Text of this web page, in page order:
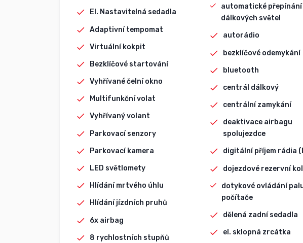
El. Nastavitelná sedadla
Adaptivní tempomat
Virtuální kokpit
Bezklíčové startování
Vyhřívané čelní okno
Multifunkční volat
Vyhřívaný volant
Parkovací senzory
Parkovací kamera
LED světlomety
Hlídání mrtvého úhlu
Hlídání jízdních pruhů
6x airbag
8 rychlostních stupňů
automatické přepínání
dálkových světel
autorádio
bezklíčové odemykání
bluetooth
centrál dálkový
centrální zamykání
deaktivace airbagu
spolujezdce
digitální příjem rádia
dojezdové rezervní
dotykové ovládání
počítače
dělená zadní sedadla
el. sklopná zrcátka